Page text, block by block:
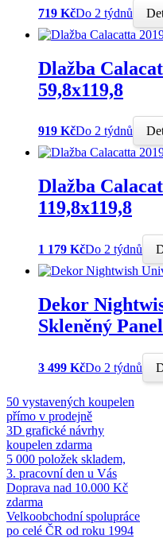
719 KčDo 2 týdnů
Dlažba
59,8x119,8
919 KčDo 2 týdnů
Dlažba
119,8x119,8
1 179 KčDo 2 týdnů
Dekor
Skleněný
3 499 KčDo 2 týdnů
50 vystavených koupelen
přímo v prodejně
3D grafické návrhy
koupelen zdarma
5 000 položek skladem,
3. pracovní den u Vás
Doprava nad 10.000 Kč
zdarma
Velkoobchodní spolupráce
po celé ČR od roku 1994